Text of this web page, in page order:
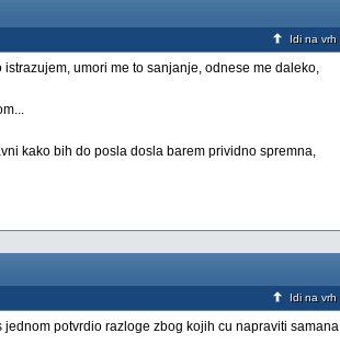
Idi na vrh
umori me to sanjanje, odnese me daleko,
kako bih do posla dosla barem prividno spremna,
Idi na vrh
potvrdio razloge zbog kojih cu napraviti samana